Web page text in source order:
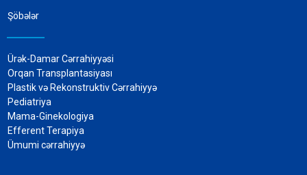
Şöbələr
Ürək-Damar Cərrahiyyəsi
Orqan Transplantasiyası
Plastik və Rekonstruktiv Cərrahiyyə
Pediatriya
Mama-Ginekologiya
Efferent Terapiya
Ümumi cərrahiyyə